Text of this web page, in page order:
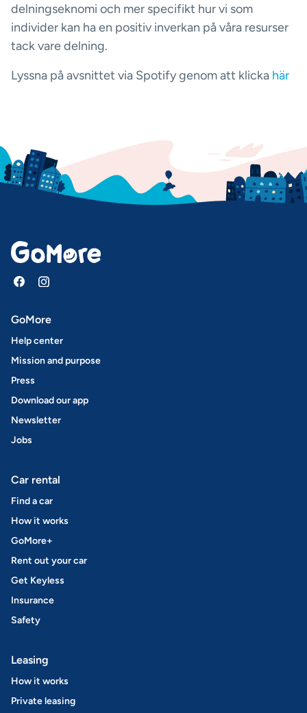
delningseknomi och mer specifikt hur vi som
individer kan ha en positiv inverkan på våra resurser
tack vare delning.
Lyssna på avsnittet via Spotify genom att klicka här
GoMore
Help center
Mission and purpose
Press
Download our app
Newsletter
Jobs
Car rental
Find a car
How it works
GoMore+
Rent out your car
Get Keyless
Insurance
Safety
Leasing
How it works
Private leasing